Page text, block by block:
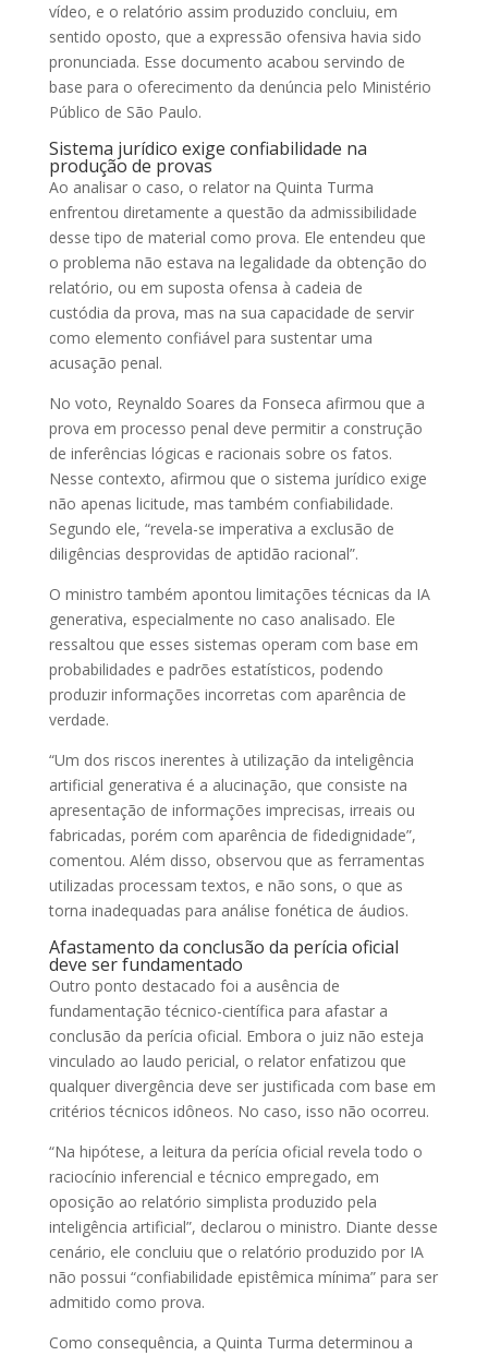
vídeo, e o relatório assim produzido concluiu, em
sentido oposto, que a expressão ofensiva havia sido
pronunciada. Esse documento acabou servindo de
base para o oferecimento da denúncia pelo Ministério
Público de São Paulo.
Sistema jurídico exige confiabilidade na
produção de provas
Ao analisar o caso, o relator na Quinta Turma
enfrentou diretamente a questão da admissibilidade
desse tipo de material como prova. Ele entendeu que
o problema não estava na legalidade da obtenção do
relatório, ou em suposta ofensa à cadeia de
custódia da prova, mas na sua capacidade de servir
como elemento confiável para sustentar uma
acusação penal.
No voto, Reynaldo Soares da Fonseca afirmou que a
prova em processo penal deve permitir a construção
de inferências lógicas e racionais sobre os fatos.
Nesse contexto, afirmou que o sistema jurídico exige
não apenas licitude, mas também confiabilidade.
Segundo ele, “revela-se imperativa a exclusão de
diligências desprovidas de aptidão racional”.
O ministro também apontou limitações técnicas da IA
generativa, especialmente no caso analisado. Ele
ressaltou que esses sistemas operam com base em
probabilidades e padrões estatísticos, podendo
produzir informações incorretas com aparência de
verdade.
“Um dos riscos inerentes à utilização da inteligência
artificial generativa é a alucinação, que consiste na
apresentação de informações imprecisas, irreais ou
fabricadas, porém com aparência de fidedignidade”,
comentou. Além disso, observou que as ferramentas
utilizadas processam textos, e não sons, o que as
torna inadequadas para análise fonética de áudios.
Afastamento da conclusão da perícia oficial
deve ser fundamentado
Outro ponto destacado foi a ausência de
fundamentação técnico-científica para afastar a
conclusão da perícia oficial. Embora o juiz não esteja
vinculado ao laudo pericial, o relator enfatizou que
qualquer divergência deve ser justificada com base em
critérios técnicos idôneos. No caso, isso não ocorreu.
“Na hipótese, a leitura da perícia oficial revela todo o
raciocínio inferencial e técnico empregado, em
oposição ao relatório simplista produzido pela
inteligência artificial”, declarou o ministro. Diante desse
cenário, ele concluiu que o relatório produzido por IA
não possui “confiabilidade epistêmica mínima” para ser
admitido como prova.
Como consequência, a Quinta Turma determinou a